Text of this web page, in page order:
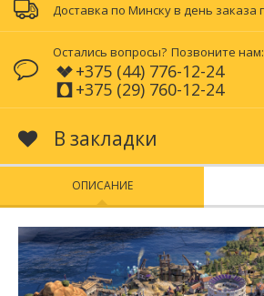
Доставка по Минску в день заказа
Остались вопросы? Позвоните нам:
+375 (44) 776-12-24
+375 (29) 760-12-24
В закладки
ОПИСАНИЕ